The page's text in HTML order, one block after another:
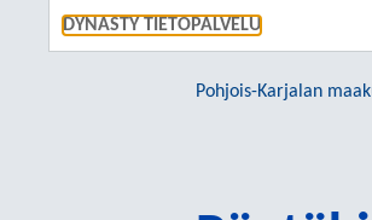
DYNASTY TIETOPALVELU
Pohjois-Karjalan